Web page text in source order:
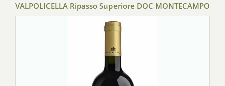
VALPOLICELLA Ripasso Superiore DOC MONTECAMPO